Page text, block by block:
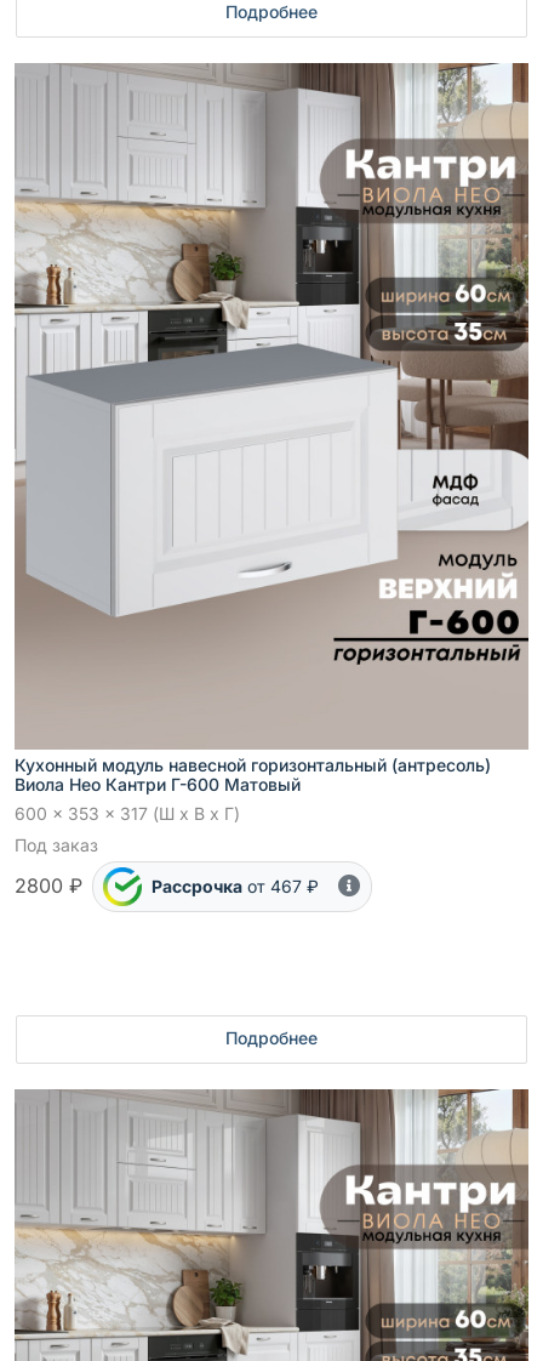
Подробнее
Кухонный модуль навесной горизонтальный (антресоль)
Виола Нео Кантри Г-600 Матовый
600 x 353 x 317 (Ш x В x Г)
Под заказ
2800 ₽ Рассрочка от 467 ₽
Подробнее